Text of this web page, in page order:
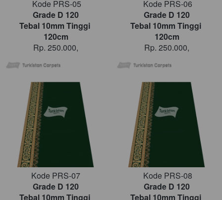
Kode PRS-05
Grade D 120
Tebal 10mm Tinggi
120cm
Rp. 250.000,
Kode PRS-06
Grade D 120
Tebal 10mm Tinggi
120cm
Rp. 250.000,
Kode PRS-07
Grade D 120
Tebal 10mm Tinggi
Kode PRS-08
Grade D 120
Tebal 10mm Tinggi